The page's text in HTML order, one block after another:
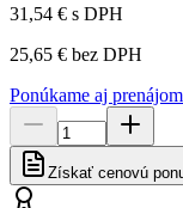
31,54 € s DPH
25,65 € bez DPH
Ponúkame aj
Získať cenovú